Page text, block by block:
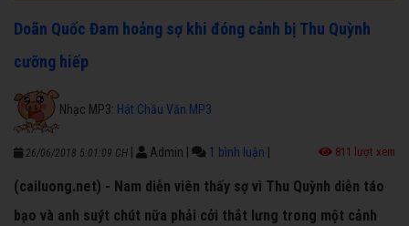
Doãn Quốc Đam hoảng sợ khi đóng cảnh bị Thu Quỳnh
cưỡng hiếp
Nhạc MP3: Hát Chầu Văn MP3
26/06/2018 5:01:09 CH Admin 1 bình luận 811 lượt xem
(cailuong.net) - Nam diễn viên thấy sợ vì Thu Quỳnh diễn táo
bạo và anh suýt chút nữa phải cởi thắt lưng trong một cảnh